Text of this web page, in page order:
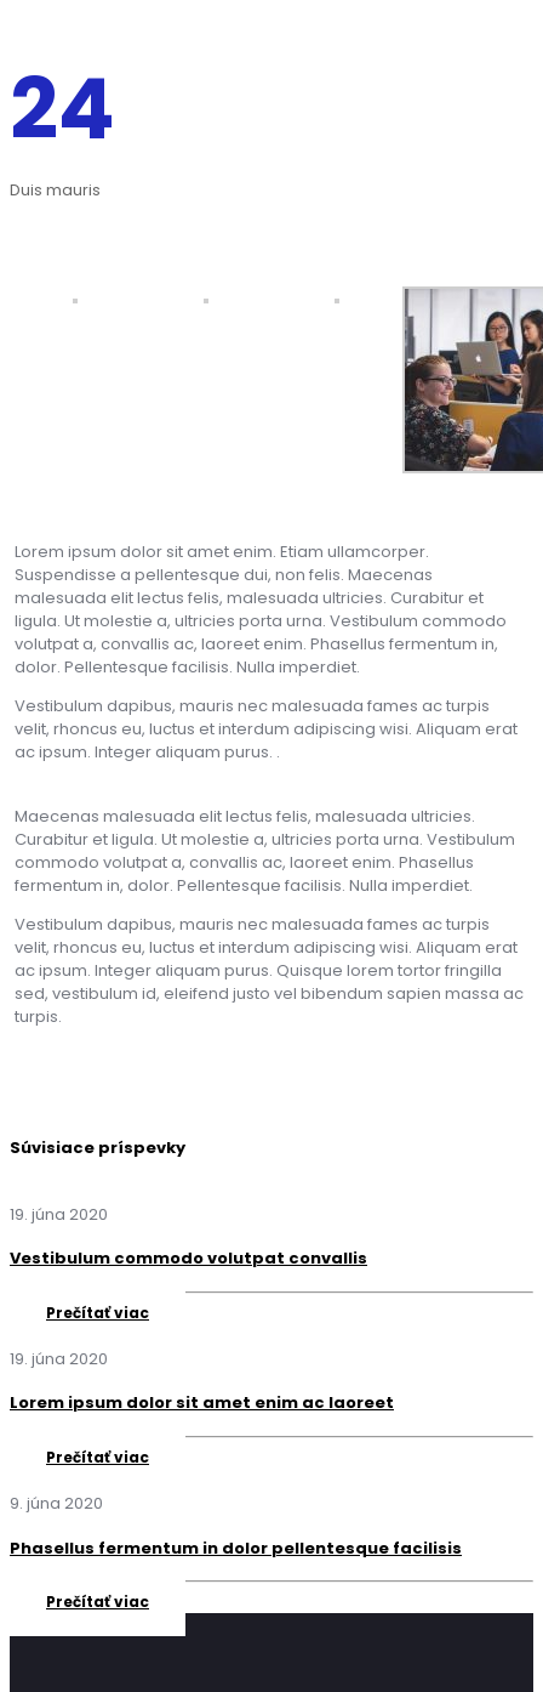
24
Duis mauris
Lorem ipsum dolor sit amet enim. Etiam ullamcorper.
Suspendisse a pellentesque dui, non felis. Maecenas
malesuada elit lectus felis, malesuada ultricies. Curabitur et
ligula. Ut molestie a, ultricies porta urna. Vestibulum commodo
volutpat a, convallis ac, laoreet enim. Phasellus fermentum in,
dolor. Pellentesque facilisis. Nulla imperdiet.
Vestibulum dapibus, mauris nec malesuada fames ac turpis
velit, rhoncus eu, luctus et interdum adipiscing wisi. Aliquam erat
ac ipsum. Integer aliquam purus. .
Maecenas malesuada elit lectus felis, malesuada ultricies.
Curabitur et ligula. Ut molestie a, ultricies porta urna. Vestibulum
commodo volutpat a, convallis ac, laoreet enim. Phasellus
fermentum in, dolor. Pellentesque facilisis. Nulla imperdiet.
Vestibulum dapibus, mauris nec malesuada fames ac turpis
velit, rhoncus eu, luctus et interdum adipiscing wisi. Aliquam erat
ac ipsum. Integer aliquam purus. Quisque lorem tortor fringilla
sed, vestibulum id, eleifend justo vel bibendum sapien massa ac
turpis.
Súvisiace príspevky
19. júna 2020
Vestibulum commodo volutpat convallis
Prečítať viac
19. júna 2020
Lorem ipsum dolor sit amet enim ac laoreet
Prečítať viac
9. júna 2020
Phasellus fermentum in dolor pellentesque facilisis
Prečítať viac